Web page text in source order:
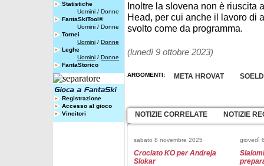
Statistiche
Uomini / Donne
FantaSkiTool®
Uomini / Donne
Tornei
Uomini / Donne
Leghe
Uomini / Donne
FantaStorico
Registrazione
Accesso al gioco
Vincitori
Inoltre la slovena non è riuscita
Head, per cui anche il lavoro di
svolto come da programma.
(lunedì 9 ottobre 2023)
ARGOMENTI: META HROVAT
NOTIZIE CORRELATE NOTIZIE
sabato 8 novembre 2025
Crociato KO per Andreja
Slokar
giovedì